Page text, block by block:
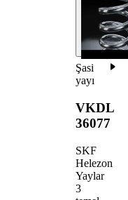
Şasi
yayı
VKDL
36077
SKF
Helezon
Yaylar
3